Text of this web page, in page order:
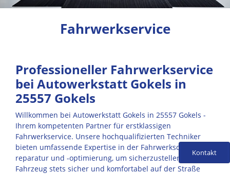
Fahrwerkservice
Professioneller Fahrwerkservice
bei Autowerkstatt Gokels in
25557 Gokels
Willkommen bei Autowerkstatt Gokels in 25557 Gokels -
Ihrem kompetenten Partner für erstklassigen
Fahrwerkservice. Unsere hochqualifizierten Techniker
bieten umfassende Expertise in der Fahrwerksdiagnose, -
reparatur und -optimierung, um sicherzustellen, dass Ihr
Fahrzeug stets sicher und komfortabel auf der Straße
Kontakt